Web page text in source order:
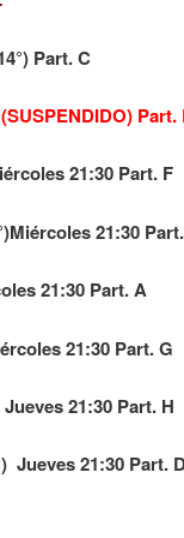
Part. C
(SUSPENDIDO) Part.
21:30 Part. F
Miércoles 21:30
21:30 Part. A
21:30 Part. G
21:30 Part. H
Jueves 21:30 Part.